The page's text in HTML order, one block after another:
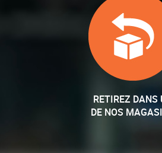
RETIREZ DANS
DE NOS